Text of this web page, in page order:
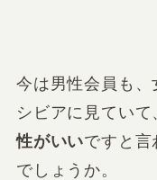
今は男性会員も、
シビアに見ていて
性がいいですと言
でしょうか。